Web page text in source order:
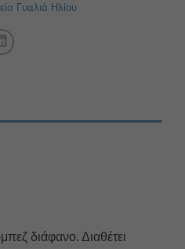
Γυαλιά Ηλίου
διάφανο. Διαθέτει